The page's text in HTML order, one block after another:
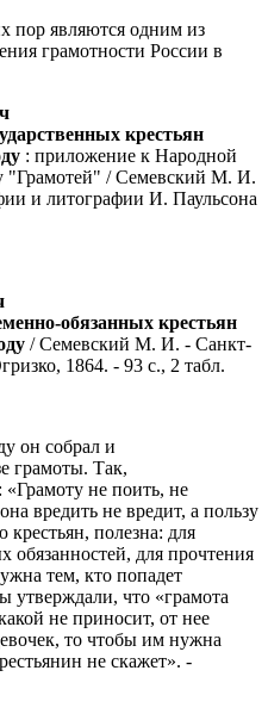
пор являются одним из
грамотности России в
крестьян
: приложение к Народной
"Грамотей" / Семевский М. И.
и литографии И. Паульсона
обязанных крестьян
/ Семевский М. И. - Санкт-
1864. - 93 с., 2 табл.
он собрал и
грамоты. Так,
не поить, не
вредить не вредит, а пользу
полезна: для
для прочтения
тем, кто попадет
утверждали, что «грамота
не приносит, от нее
то чтобы им нужна
не скажет». -